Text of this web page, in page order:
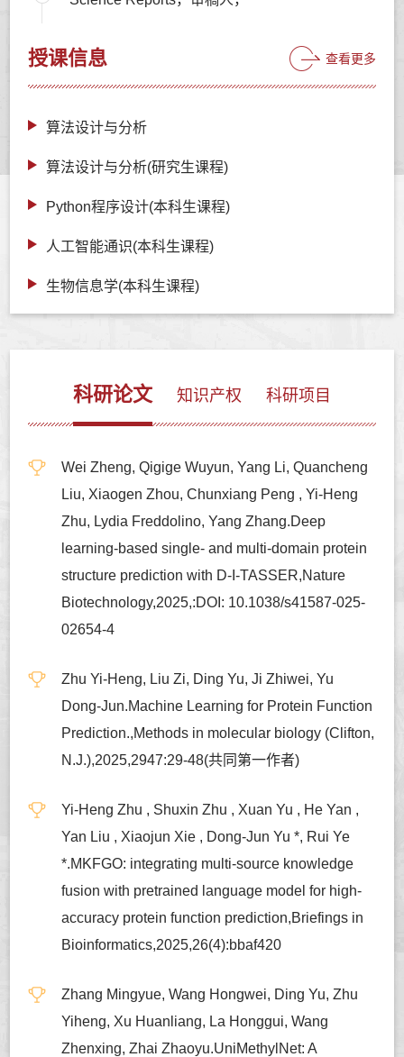
授课信息 查看更多
算法设计与分析
算法设计与分析(研究生课程)
Python程序设计(本科生课程)
人工智能通识(本科生课程)
生物信息学(本科生课程)
科研论文 知识产权 科研项目
Wei Zheng, Qigige Wuyun, Yang Li, Quancheng
Liu, Xiaogen Zhou, Chunxiang Peng , Yi-Heng
Zhu, Lydia Freddolino, Yang Zhang.Deep
learning-based single- and multi-domain protein
structure prediction with D-I-TASSER,Nature
Biotechnology,2025,:DOI: 10.1038/s41587-025-
02654-4
Zhu Yi-Heng, Liu Zi, Ding Yu, Ji Zhiwei, Yu
Dong-Jun.Machine Learning for Protein Function
Prediction.,Methods in molecular biology (Clifton,
N.J.),2025,2947:29-48(共同第一作者)
Yi-Heng Zhu , Shuxin Zhu , Xuan Yu , He Yan ,
Yan Liu , Xiaojun Xie , Dong-Jun Yu *, Rui Ye
*.MKFGO: integrating multi-source knowledge
fusion with pretrained language model for high-
accuracy protein function prediction,Briefings in
Bioinformatics,2025,26(4):bbaf420
Zhang Mingyue, Wang Hongwei, Ding Yu, Zhu
Yiheng, Xu Huanliang, La Honggui, Wang
Zhenxing, Zhai Zhaoyu.UniMethylNet: A